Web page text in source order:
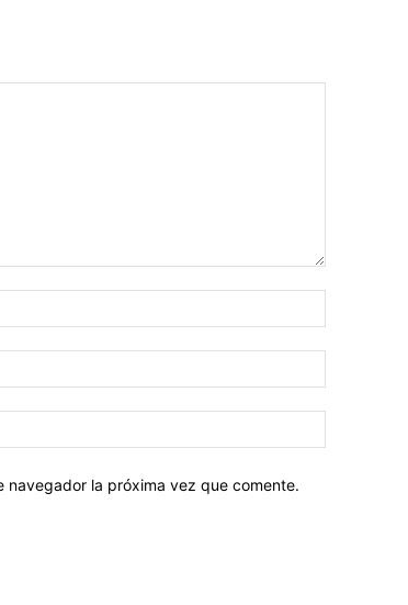
electrónico:*
web:
navegador la próxima vez que comente.